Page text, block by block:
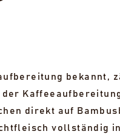
bekannt,
direkt auf
vollständig